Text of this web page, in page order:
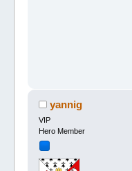
yannig
VIP
Hero Member